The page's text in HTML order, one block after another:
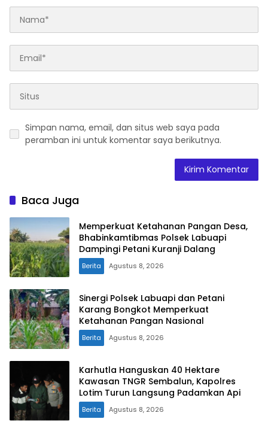
Simpan nama, email, dan situs web saya pada
peramban ini untuk komentar saya berikutnya.
Baca Juga
Memperkuat Ketahanan Pangan Desa,
Bhabinkamtibmas Polsek Labuapi
Dampingi Petani Kuranji Dalang
Berita Agustus 8, 2026
Sinergi Polsek Labuapi dan Petani
Karang Bongkot Memperkuat
Ketahanan Pangan Nasional
Berita Agustus 8, 2026
Karhutla Hanguskan 40 Hektare
Kawasan TNGR Sembalun, Kapolres
Lotim Turun Langsung Padamkan Api
Berita Agustus 8, 2026